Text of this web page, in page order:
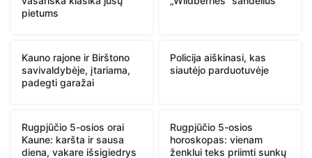
pietums
Kauno rajone ir Birštono
savivaldybėje, įtariama,
padegti garažai
Policija aiškinasi, kas
siautėjo parduotuvėje
Rugpjūčio 5-osios orai
Kaune: karšta ir sausa
diena, vakare išsigiedrys
Rugpjūčio 5-osios
horoskopas: vienam
ženklui teks priimti sunkų